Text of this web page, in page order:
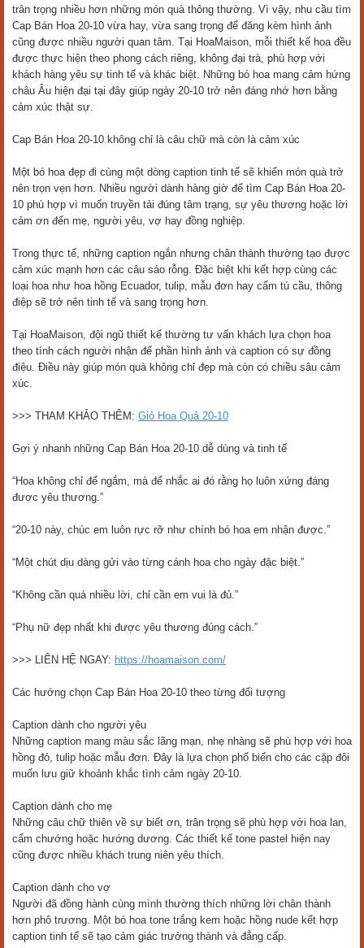
trân trọng nhiều hơn những món quà thông thường. Vì vậy, nhu cầu tìm
Cap Bán Hoa 20-10 vừa hay, vừa sang trọng để đăng kèm hình ảnh
cũng được nhiều người quan tâm. Tại HoaMaison, mỗi thiết kế hoa đều
được thực hiện theo phong cách riêng, không đại trà, phù hợp với
khách hàng yêu sự tinh tế và khác biệt. Những bó hoa mang cảm hứng
châu Âu hiện đại tại đây giúp ngày 20-10 trở nên đáng nhớ hơn bằng
cảm xúc thật sự.
Cap Bán Hoa 20-10 không chỉ là câu chữ mà còn là cảm xúc
Một bó hoa đẹp đi cùng một dòng caption tinh tế sẽ khiến món quà trở
nên trọn vẹn hơn. Nhiều người dành hàng giờ để tìm Cap Bán Hoa 20-
10 phù hợp vì muốn truyền tải đúng tâm trạng, sự yêu thương hoặc lời
cảm ơn đến mẹ, người yêu, vợ hay đồng nghiệp.
Trong thực tế, những caption ngắn nhưng chân thành thường tạo được
cảm xúc mạnh hơn các câu sáo rỗng. Đặc biệt khi kết hợp cùng các
loại hoa như hoa hồng Ecuador, tulip, mẫu đơn hay cẩm tú cầu, thông
điệp sẽ trở nên tinh tế và sang trọng hơn.
Tại HoaMaison, đội ngũ thiết kế thường tư vấn khách lựa chọn hoa
theo tính cách người nhận để phần hình ảnh và caption có sự đồng
điệu. Điều này giúp món quà không chỉ đẹp mà còn có chiều sâu cảm
xúc.
>>> THAM KHẢO THÊM: Giỏ Hoa Quả 20-10
Gợi ý nhanh những Cap Bán Hoa 20-10 dễ dùng và tinh tế
“Hoa không chỉ để ngắm, mà để nhắc ai đó rằng họ luôn xứng đáng
được yêu thương.”
“20-10 này, chúc em luôn rực rỡ như chính bó hoa em nhận được.”
“Một chút dịu dàng gửi vào từng cánh hoa cho ngày đặc biệt.”
“Không cần quá nhiều lời, chỉ cần em vui là đủ.”
“Phụ nữ đẹp nhất khi được yêu thương đúng cách.”
>>> LIÊN HỆ NGAY: https://hoamaison.com/
Các hướng chọn Cap Bán Hoa 20-10 theo từng đối tượng
Caption dành cho người yêu
Những caption mang màu sắc lãng mạn, nhẹ nhàng sẽ phù hợp với hoa
hồng đỏ, tulip hoặc mẫu đơn. Đây là lựa chọn phổ biến cho các cặp đôi
muốn lưu giữ khoảnh khắc tình cảm ngày 20-10.
Caption dành cho mẹ
Những câu chữ thiên về sự biết ơn, trân trọng sẽ phù hợp với hoa lan,
cẩm chướng hoặc hướng dương. Các thiết kế tone pastel hiện nay
cũng được nhiều khách trung niên yêu thích.
Caption dành cho vợ
Người đã đồng hành cùng mình thường thích những lời chân thành
hơn phô trương. Một bó hoa tone trắng kem hoặc hồng nude kết hợp
caption tinh tế sẽ tạo cảm giác trưởng thành và đẳng cấp.